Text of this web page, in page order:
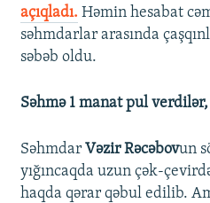
açıqladı. Həmin hesabat
səhmdarlar arasında
səbəb oldu.
Səhmə 1 manat pul
SəhmdarVəzir Rəcəbovun
yığıncaqda uzun çək-
haqda qərar qəbul edilib.